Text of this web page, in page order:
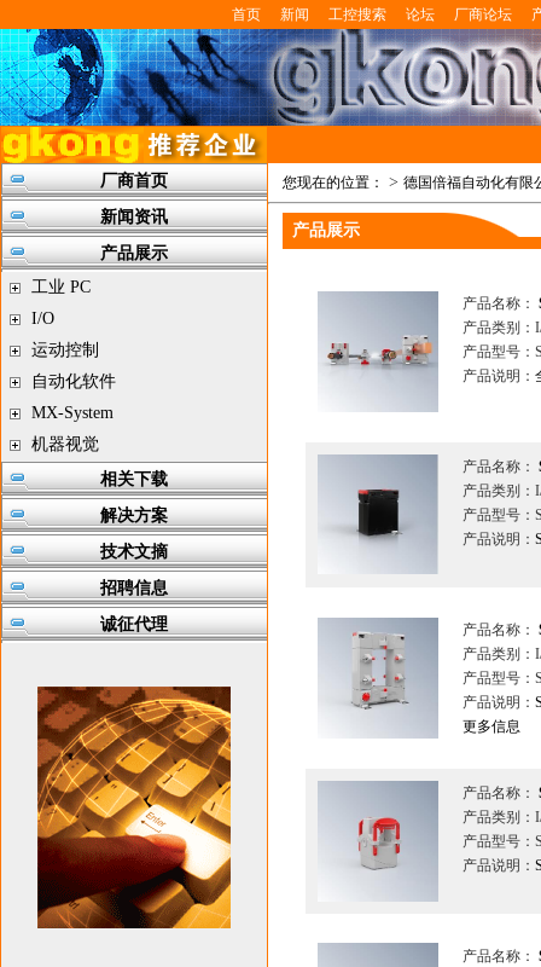
首页 新闻 工控搜索 论坛 厂商论坛
厂商首页
新闻资讯
产品展示
工业 PC
I/O
运动控制
自动化软件
MX-System
机器视觉
相关下载
解决方案
技术文摘
招聘信息
诚征代理
您现在的位置： > 德国倍福自动化有限
产品展示
产品名称：
产品类别：
产品型号：
产品说明：
产品名称：
产品类别：
产品型号：
产品说明：
产品名称：
产品类别：
产品型号：
产品说明：
更多信息
产品名称：
产品类别：
产品型号：
产品说明：
产品名称：